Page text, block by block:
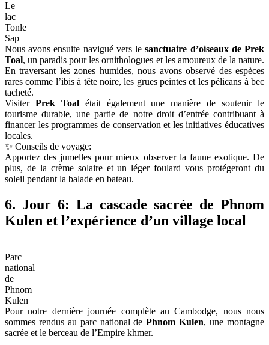
Le
lac
Tonle
Sap
Nous avons ensuite navigué vers lesanctuaire d’oiseaux de Prek
Toal, un paradis pour les ornithologues et les amoureux de la nature.
En traversant les zones humides, nous avons observé des espèces
rares comme l’ibis à tête noire, les grues peintes et les pélicans à bec
tacheté.
Visiter Prek Toal était également une manière de soutenir le
tourisme durable, une partie de notre droit d’entrée contribuant à
financer les programmes de conservation et les initiatives éducatives
locales.
✨ Conseils de voyage:
Apportez des jumelles pour mieux observer la faune exotique. De
plus, de la crème solaire et un léger foulard vous protégeront du
soleil pendant la balade en bateau.
6. Jour 6: La cascade sacrée de Phnom
Kulen et l’expérience d’un village local
Parc
national
de
Phnom
Kulen
Pour notre dernière journée complète au Cambodge, nous nous
sommes rendus au parc national dePhnom Kulen, une montagne
sacrée et le berceau de l’Empire khmer.